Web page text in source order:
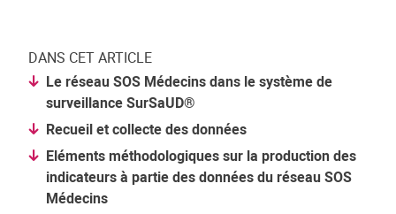
DANS CET ARTICLE
Le réseau SOS Médecins dans le système de
surveillance SurSaUD®
Recueil et collecte des données
Eléments méthodologiques sur la production des
indicateurs à partie des données du réseau SOS
Médecins